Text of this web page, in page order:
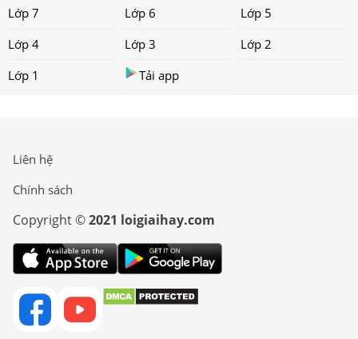
Lớp 7
Lớp 6
Lớp 5
Lớp 4
Lớp 3
Lớp 2
Lớp 1
Tải app
Liên hệ
Chính sách
Copyright ©2021 loigiaihay.com